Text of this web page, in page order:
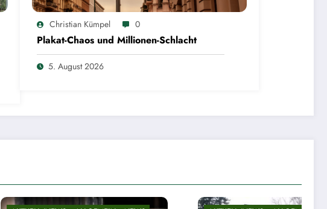
Christian Kümpel 0
Plakat-Chaos und Millionen-Schlacht
5. August 2026